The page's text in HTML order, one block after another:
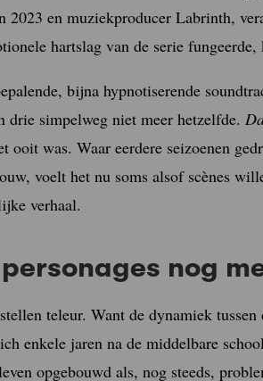
2023 en muziekproducer Labrinth,
hartslag van de serie fungeerde,
bijna hypnotiserende
drie simpelweg niet meer hetzelfde.
ooit was. Waar eerdere seizoenen
voelt het nu soms alsof scènes
verhaal.
nog
teleur. Want de dynamiek
enkele jaren na de middelbare
opgebouwd als, nog steeds,